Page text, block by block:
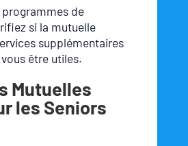
de
si la mutuelle
supplémentaires
être utiles.
Mutuelles
les Seniors